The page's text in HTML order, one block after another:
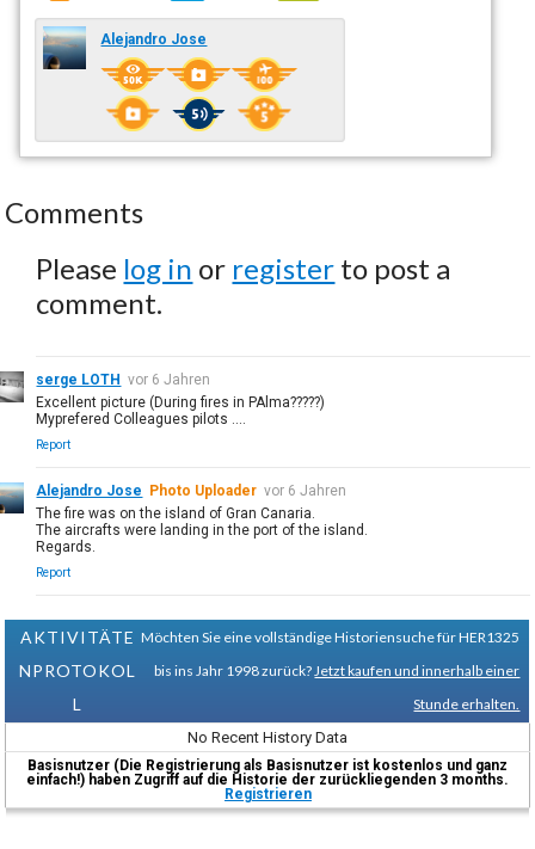
Alejandro Jose
Comments
Please log in or register to post a
comment.
serge LOTH vor 6 Jahren
Excellent picture (During fires in PAlma?????)
Myprefered Colleagues pilots ....
Report
Alejandro Jose Photo Uploader vor 6 Jahren
The fire was on the island of Gran Canaria.
The aircrafts were landing in the port of the island.
Regards.
Report
AKTIVITÄTE
NPROTOKOL
L
Möchten Sie eine vollständige Historiensuche für HER1325
bis ins Jahr 1998 zurück? Jetzt kaufen und innerhalb einer
Stunde erhalten.
No Recent History Data
Basisnutzer (Die Registrierung als Basisnutzer ist kostenlos und ganz
einfach!) haben Zugriff auf die Historie der zurückliegenden 3 months.
Registrieren